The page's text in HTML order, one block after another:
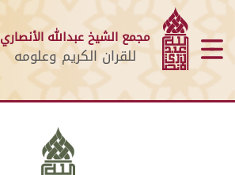
مجمع الشيخ عبدالله الأنصاري
للقران الكريم وعلومه